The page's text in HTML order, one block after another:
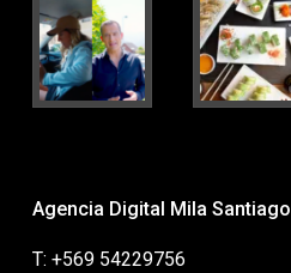
Agencia Digital Mila Santiago
T: +569 54229756